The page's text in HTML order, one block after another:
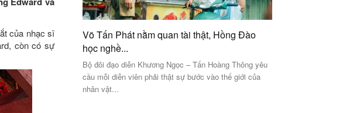
của nhạc sĩ
còn có sự
Võ Tấn Phát nằm quan tài thật, Hồng Đào
học nghề...
Bộ đôi đạo diễn Khương Ngọc – Tấn Hoàng Thông yêu
cầu mỗi diễn viên phải thật sự bước vào thế giới của
nhân vật...